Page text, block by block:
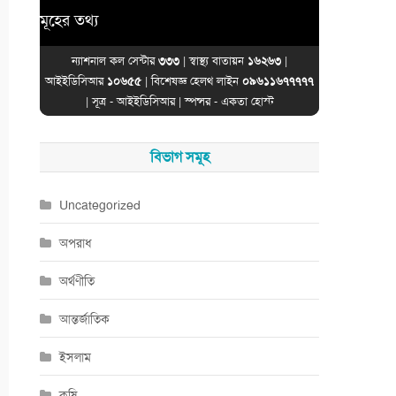
তথ্য
ন্যাশনাল কল সেন্টার৩৩৩ | স্বাস্থ্য বাতায়ন ১৬২৬৩ |
আইইডিসিআর ১০৬৫৫| বিশেষজ্ঞ হেলথ লাইন০৯৬১১৬৭৭৭৭৭
| সূত্র -আইইডিসিআর| স্পন্সর - একতা হোস্ট
বিভাগ সমূহ
Uncategorized
অপরাধ
অর্থণীতি
আন্তর্জাতিক
ইসলাম